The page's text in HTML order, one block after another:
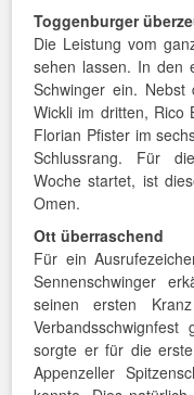
Toggenburger
Die Leistung vom
sehen lassen. In den
Schwinger ein.
Wickli im dritten, Rico
Florian Pfister im
Schlussrang. Für
Woche startet, ist
Omen.
Ott überraschend
Für ein
Sennenschwinger
seinen ersten
sorgte er für die
Appenzeller